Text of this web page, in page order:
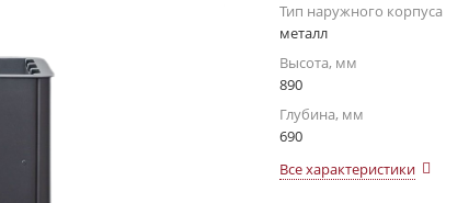
Тип наружного корпуса
металл
Высота, мм
890
Глубина, мм
690
Все характеристики